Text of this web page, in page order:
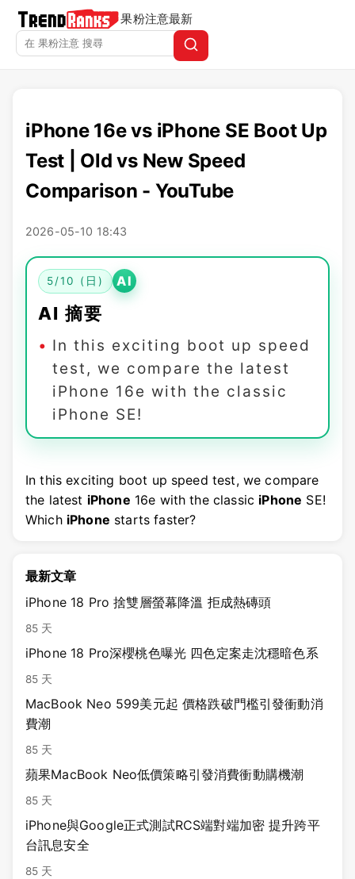
果粉注意最新
iPhone 16e vs iPhone SE Boot Up
Test | Old vs New Speed
Comparison - YouTube
2026-05-10 18:43
5/10 (日) AI
AI 摘要
In this exciting boot up speed
test, we compare the latest
iPhone 16e with the classic
iPhone SE!
In this exciting boot up speed test, we compare
the latest iPhone 16e with the classic iPhone SE!
Which iPhone starts faster?
最新文章
iPhone 18 Pro 捨雙層螢幕降溫 拒成熱磚頭
85 天
iPhone 18 Pro深櫻桃色曝光 四色定案走沈穩暗色系
85 天
MacBook Neo 599美元起 價格跌破門檻引發衝動消
費潮
85 天
蘋果MacBook Neo低價策略引發消費衝動購機潮
85 天
iPhone與Google正式測試RCS端對端加密 提升跨平
台訊息安全
85 天